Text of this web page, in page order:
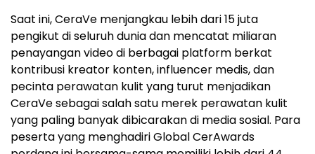
Saat ini, CeraVe menjangkau lebih dari 15 juta
pengikut di seluruh dunia dan mencatat miliaran
penayangan video di berbagai platform berkat
kontribusi kreator konten, influencer medis, dan
pecinta perawatan kulit yang turut menjadikan
CeraVe sebagai salah satu merek perawatan kulit
yang paling banyak dibicarakan di media sosial. Para
peserta yang menghadiri Global CerAwards